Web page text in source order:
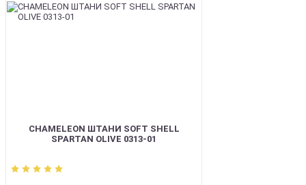
CHAMELEON ШТАНИ SOFT SHELL
SPARTAN OLIVE 0313-01